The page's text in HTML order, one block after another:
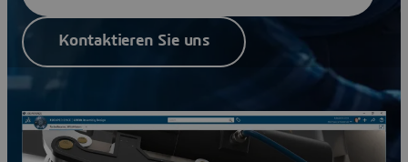
Kontaktieren Sie uns